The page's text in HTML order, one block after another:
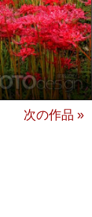
次の作品 »